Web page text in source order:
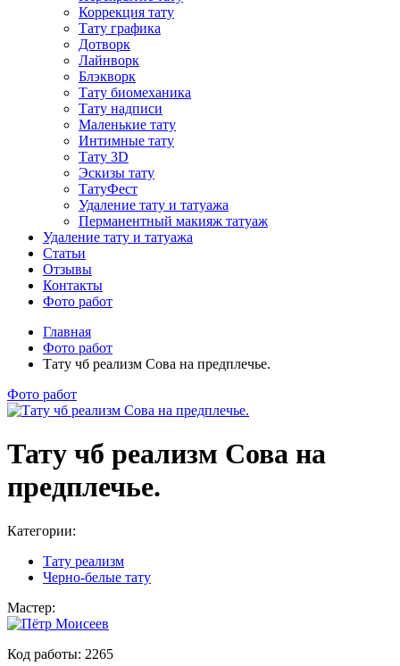
Коррекция тату
Тату графика
Дотворк
Лайнворк
Блэкворк
Тату биомеханика
Тату надписи
Маленькие тату
Интимные тату
Тату 3D
Эскизы тату
ТатуФест
Удаление тату и татуажа
Перманентный макияж татуаж
Удаление тату и татуажа
Статьи
Отзывы
Контакты
Фото работ
Главная
Фото работ
Тату чб реализм Сова на предплечье.
Фото работ
Тату чб реализм Сова на
предплечье.
Категории:
Тату реализм
Черно-белые тату
Мастер:
Код работы: 2265